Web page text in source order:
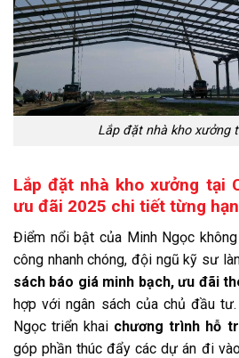
Lắp đặt nhà kho xưởng
Lắp đặt nhà kho xưởng tại
ưu đãi 2025 chi tiết từng
Điểm nổi bật của Minh Ngọc
công nhanh chóng, đội ngũ kỹ sư
sách báo giá minh bạch, ưu đãi
hợp với ngân sách của chủ đầu
Ngọc triển khai chương trình hỗ
góp phần thúc đẩy các dự án đi